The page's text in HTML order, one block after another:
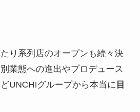
り系列店のオープンも続々決
業態への進出やプロデュース
UNCHIグループから本当に 目